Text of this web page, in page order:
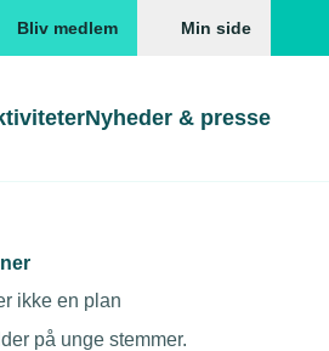
Bliv medlem Min side
Gå direkte til
Skabeloner
Nyheder & presse
ikke en plan
på unge stemmer.